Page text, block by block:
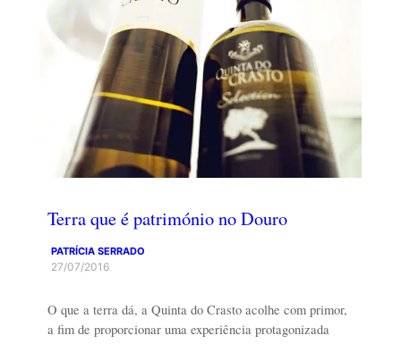
Terra que é património no Douro
PATRÍCIA SERRADO
27/07/2016
O que a terra dá, a Quinta do Crasto acolhe com primor,
a fim de proporcionar uma experiência protagonizada